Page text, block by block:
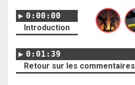
0:00:00
Introduction
0:01:39
Retour sur les commentaires